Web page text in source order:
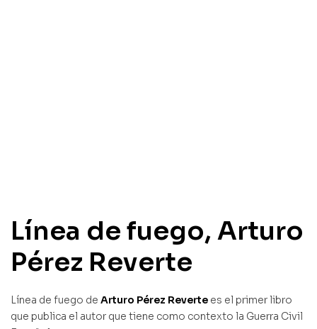
Línea de fuego, Arturo
Pérez Reverte
Línea de fuego de Arturo Pérez Reverte es el primer libro
que publica el autor que tiene como contexto la Guerra Civil